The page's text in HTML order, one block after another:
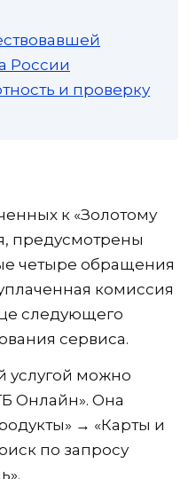
России
и проверку
к «Золотому
предусмотрены
четыре обращения
комиссия
следующего
сервиса.
услугой можно
Онлайн». Она
→ «Карты и
по запросу